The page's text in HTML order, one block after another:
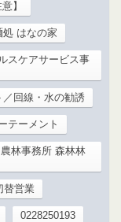
】
処 はなの家
スケアサービス事
回線・水の勧誘
テーメント
林事務所 森林林
替営業
0228250193